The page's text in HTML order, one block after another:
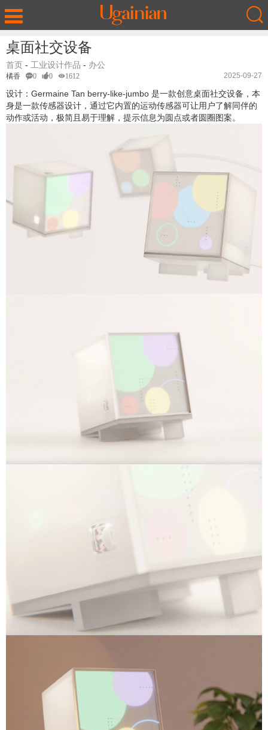
桌面社交设备
首页 - 工业设计作品 - 办公
橘香 0 0 1612 2025-09-27
设计：Germaine Tan berry-like-jumbo 是一款创意桌面社交设备，本
身是一款传感器设计，通过它内置的运动传感器可让用户了解同伴的
动作或活动，极简且易于理解，提示信息为圆点或者圆圈图案。